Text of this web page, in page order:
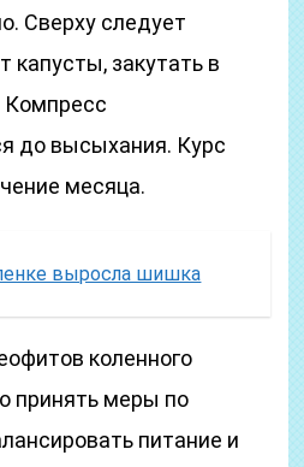
Сверху следует
капусты, закутать в
Компресс
до высыхания. Курс
месяца.
выросла шишка
коленного
принять меры по
питание и